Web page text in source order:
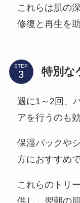
これらは肌の
修復と再生を
STEP 特別な
週に1～2回、
アを行うのも
保湿パックや
方におすすめで
これらのトリ
供し、翌朝の